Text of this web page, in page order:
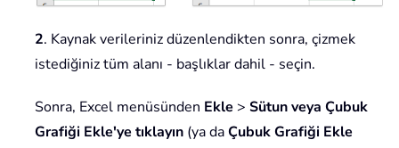
2. Kaynak verileriniz düzenlendikten sonra, çizmek
istediğiniz tüm alanı - başlıklar dahil - seçin.
Sonra, Excel menüsünden Ekle > Sütun veya Çubuk
Grafiği Ekle'ye tıklayın (ya daÇubuk Grafiği Ekle